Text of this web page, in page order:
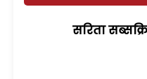
सरिता